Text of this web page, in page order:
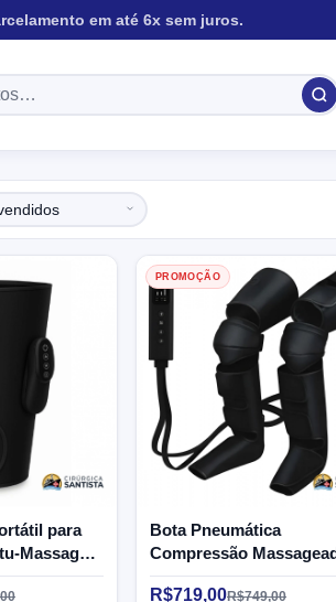
em até 6x sem juros.
para
Massager
PROMOÇÃO
Bota Pneumática
Compressão
Airpernas - Supermedy
R$719,00R$749,00